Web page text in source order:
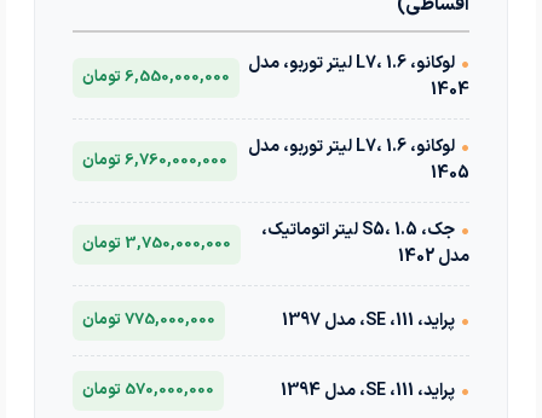
•
لوکانو، L7، 1.6 لیتر توربو، مدل
1404
6,550,000,000 تومان
•
لوکانو، L7، 1.6 لیتر توربو، مدل
1405
6,760,000,000 تومان
•
جک، S5، 1.5 لیتر اتوماتیک،
مدل 1402
3,750,000,000 تومان
• پراید، 111، SE، مدل 1397 775,000,000 تومان
• پراید، 111، SE، مدل 1394 570,000,000 تومان